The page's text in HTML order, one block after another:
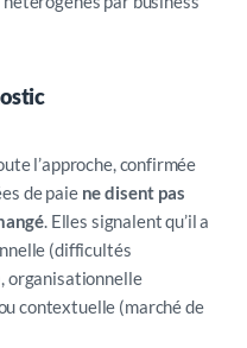
l’approche, confirmée
de paie ne disent pas
. Elles signalent qu’il a
(difficultés
organisationnelle
contextuelle (marché de